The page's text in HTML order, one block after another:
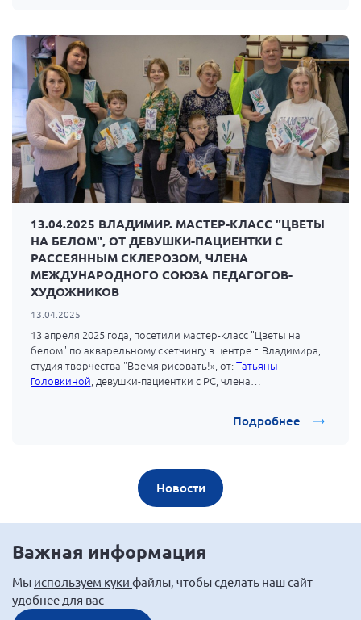
13.04.2025 ВЛАДИМИР. МАСТЕР-КЛАСС "ЦВЕТЫ
НА БЕЛОМ", ОТ ДЕВУШКИ-ПАЦИЕНТКИ С
РАССЕЯННЫМ СКЛЕРОЗОМ, ЧЛЕНА
МЕЖДУНАРОДНОГО СОЮЗА ПЕДАГОГОВ-
ХУДОЖНИКОВ
13.04.2025
13 апреля 2025 года, посетили мастер-класс "Цветы на
белом" по акварельному скетчингу в центре г. Владимира,
студия творчества "Время рисовать!», от:Татьяны
Головкиной, девушки-пациентки с РС, члена
Подробнее
Новости
Важная информация
Мы используем куки файлы, чтобы сделать наш сайт
удобнее для вас